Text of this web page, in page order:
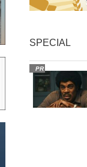
SPECIAL
PR